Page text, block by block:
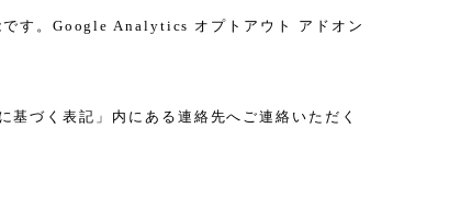
です。Google Analytics オプトアウト アドオン
づく表記」内にある連絡先へご連絡いただく